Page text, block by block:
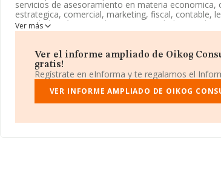
servicios de asesoramiento en materia economica,
estrategica, comercial, marketing, fiscal, contable,
sociedad está registrada como Sociedad Limitada.
'%cnae%', código 7020. La empresa no tiene
La empresa española Oikog Consultores S.L.
domicilio social establecido en Calle Gaztambide
municipio de Madrid, Madrid.
Con los datos a disposición de INFORMA sobre
sector, la facturación en el ámbito nacional
euros. En cuanto a la información relativa a la
Ver más
Ver el informe ampliado de Oikog
gratis!
Regístrate en eInforma y te regalamos el
VER INFORME AMPLIADO DE OIKOG